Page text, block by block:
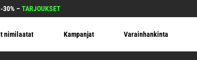
– TARJOUKSET
nimilaatat Kampanjat Varainhankinta